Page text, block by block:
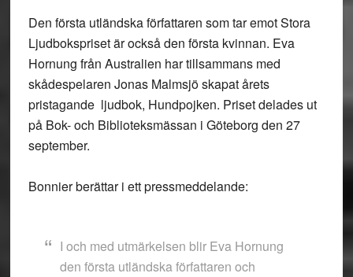
Den första utländska författaren som tar emot Stora
Ljudbokspriset är också den första kvinnan. Eva
Hornung från Australien har tillsammans med
skådespelaren Jonas Malmsjö skapat årets
pristagande ljudbok, Hundpojken. Priset delades ut
på Bok- och Biblioteksmässan i Göteborg den 27
september.
Bonnier berättar i ett pressmeddelande:
I och med utmärkelsen blir Eva Hornung
den första utländska författaren och